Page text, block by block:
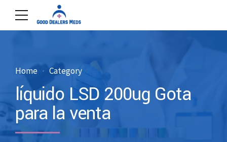
Home Category
líquido LSD 200ug Gota
para la venta